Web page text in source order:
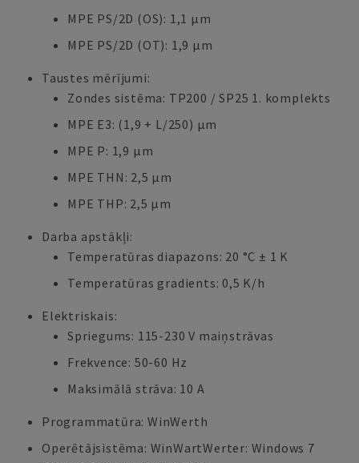
MPE PS/2D (OS): 1,1 µm
MPE PS/2D (OT): 1,9 µm
Taustes mērījumi:
Zondes sistēma: TP200 / SP25 1. komplekts
MPE E3: (1,9 + L/250) µm
MPE P: 1,9 µm
MPE THN: 2,5 µm
MPE THP: 2,5 µm
Darba apstākļi:
Temperatūras diapazons: 20 °C ± 1 K
Temperatūras gradients: 0,5 K/h
Elektriskais:
Spriegums: 115-230 V maiņstrāvas
Frekvence: 50-60 Hz
Maksimālā strāva: 10 A
Programmatūra: WinWerth
Operētājsistēma: WinWartWerter: Windows 7